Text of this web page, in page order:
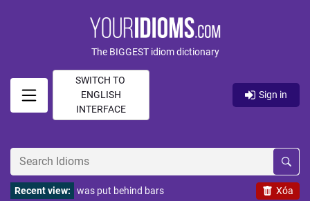
The BIGGEST idiom dictionary
SWITCH TO
ENGLISH
INTERFACE
Sign in
Xóa
Recent view: was put behind bars